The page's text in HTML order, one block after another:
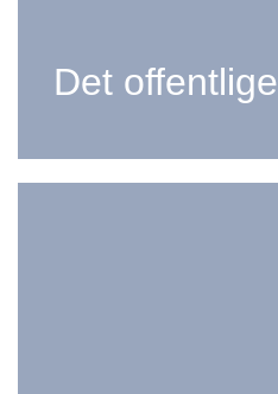
Det offentlige